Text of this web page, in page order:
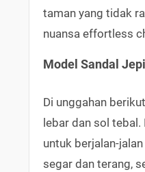
taman yang tidak
nuansa effortless
Model Sandal
Di unggahan
lebar dan sol
untuk berjalan-
segar dan terang,